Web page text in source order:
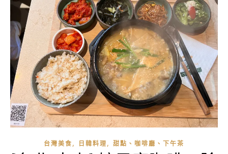
台灣美食, 日韓料理, 甜點、咖啡廳、下午茶